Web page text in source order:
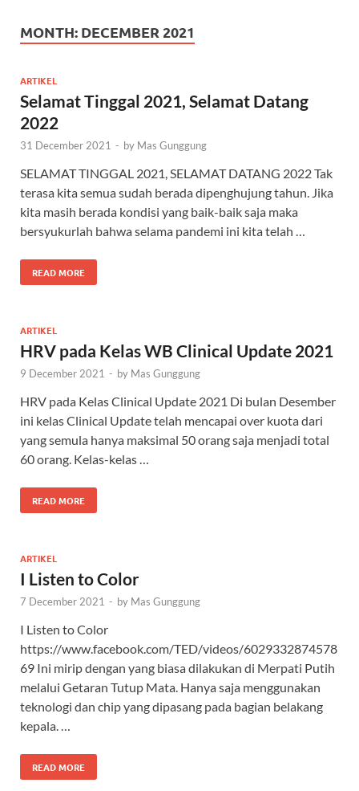
MONTH: DECEMBER 2021
ARTIKEL
Selamat Tinggal 2021, Selamat Datang
2022
31 December 2021 - by Mas Gunggung
SELAMAT TINGGAL 2021, SELAMAT DATANG 2022 Tak
terasa kita semua sudah berada dipenghujung tahun. Jika
kita masih berada kondisi yang baik-baik saja maka
bersyukurlah bahwa selama pandemi ini kita telah …
READ MORE
ARTIKEL
HRV pada Kelas WB Clinical Update 2021
9 December 2021 - by Mas Gunggung
HRV pada Kelas Clinical Update 2021 Di bulan Desember
ini kelas Clinical Update telah mencapai over kuota dari
yang semula hanya maksimal 50 orang saja menjadi total
60 orang. Kelas-kelas …
READ MORE
ARTIKEL
I Listen to Color
7 December 2021 - by Mas Gunggung
I Listen to Color
https://www.facebook.com/TED/videos/6029332874578
69 Ini mirip dengan yang biasa dilakukan di Merpati Putih
melalui Getaran Tutup Mata. Hanya saja menggunakan
teknologi dan chip yang dipasang pada bagian belakang
kepala. …
READ MORE